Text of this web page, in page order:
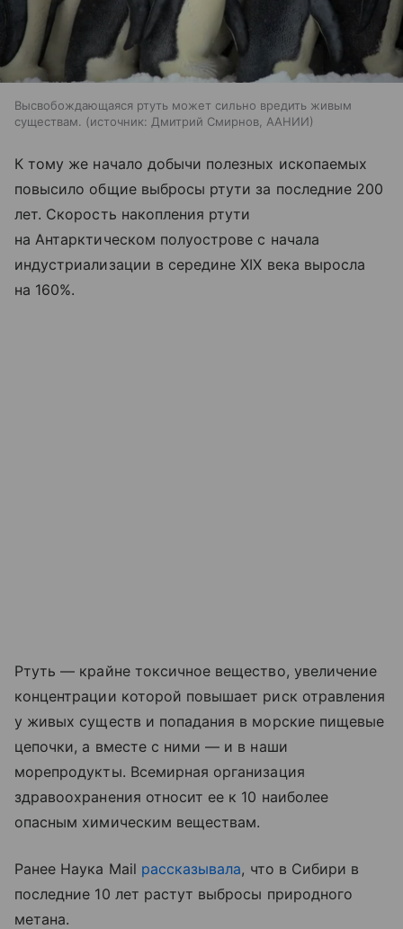
Высвобождающаяся ртуть может сильно вредить живым
существам.
источник: Дмитрий Смирнов, ААНИИ
К тому же начало добычи полезных ископаемых
повысило общие выбросы ртути за последние 200
лет. Скорость накопления ртути
на Антарктическом полуострове с начала
индустриализации в середине XIX века выросла
на 160%.
Ртуть — крайне токсичное вещество, увеличение
концентрации которой повышает риск отравления
у живых существ и попадания в морские пищевые
цепочки, а вместе с ними — и в наши
морепродукты. Всемирная организация
здравоохранения относит ее к 10 наиболее
опасным химическим веществам.
Ранее Наука Mail рассказывала, что в Сибири в
последние 10 лет растут выбросы природного
метана.